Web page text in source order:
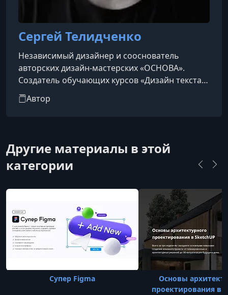
Сергей Телидченко
Независимый дизайнер и сооснователь
авторских дизайн-мастерских «ОСНОВА».
Создатель обучающих курсов «Дизайн текста»
и «Прикладная композиция».
Автор
Другие материалы в этой
категории
Супер Figma
Основы
проектирования в